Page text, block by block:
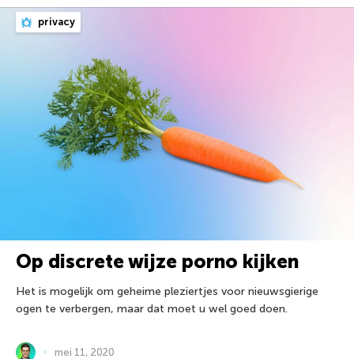
privacy
Op discrete wijze porno kijken
Het is mogelijk om geheime pleziertjes voor nieuwsgierige
ogen te verbergen, maar dat moet u wel goed doen.
mei 11, 2020